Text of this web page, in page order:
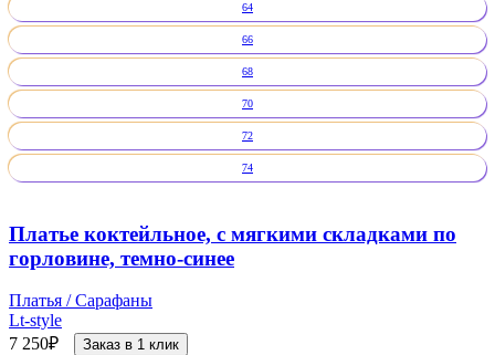
64
66
68
70
72
74
Платье коктейльное, с мягкими складками по
горловине, темно-синее
Платья / Сарафаны
Lt-style
7 250₽ Заказ в 1 клик